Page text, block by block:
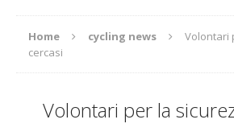
Home cycling news
Volontari
cercasi
Volontari per la